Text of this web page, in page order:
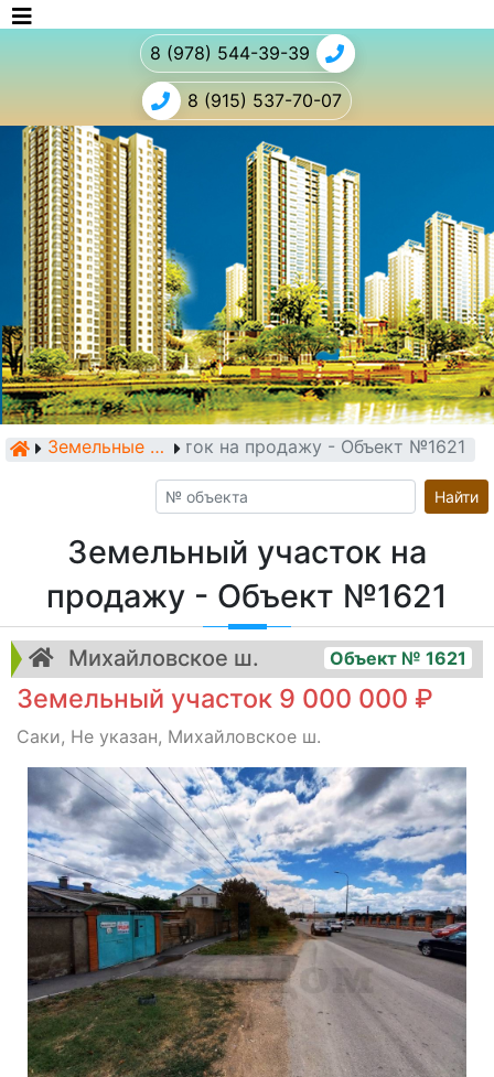
8 (978) 544-39-39
8 (915) 537-70-07
Земельные участки
Земельный участок на продажу - Объект №1621
Найти
Земельный участок на
продажу - Объект №1621
Михайловское ш. Объект № 1621
Земельный участок 9 000 000 ₽
Саки, Не указан, Михайловское ш.